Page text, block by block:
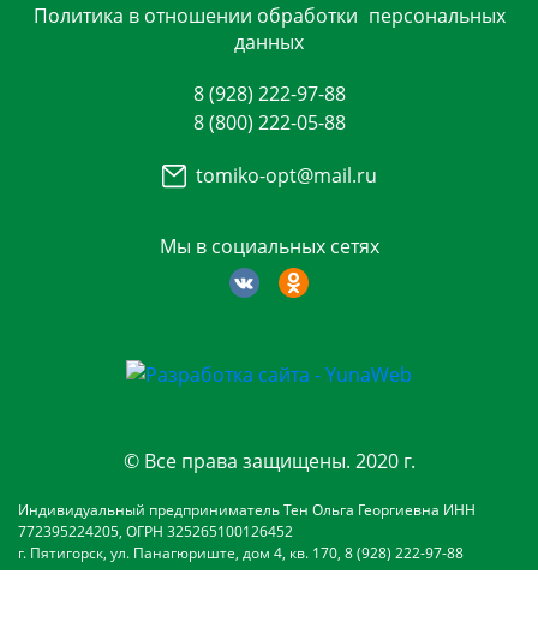
Политика в отношении обработки персональных
данных
Мы в социальных сетях
8 (928) 222-97-88
8 (800) 222-05-88
tomiko-opt@mail.ru
© Все права защищены. 2020 г.
Индивидуальный предприниматель Тен Ольга Георгиевна ИНН
772395224205, ОГРН 325265100126452
г. Пятигорск, ул. Панагюриште, дом 4, кв. 170, 8 (928) 222-97-88